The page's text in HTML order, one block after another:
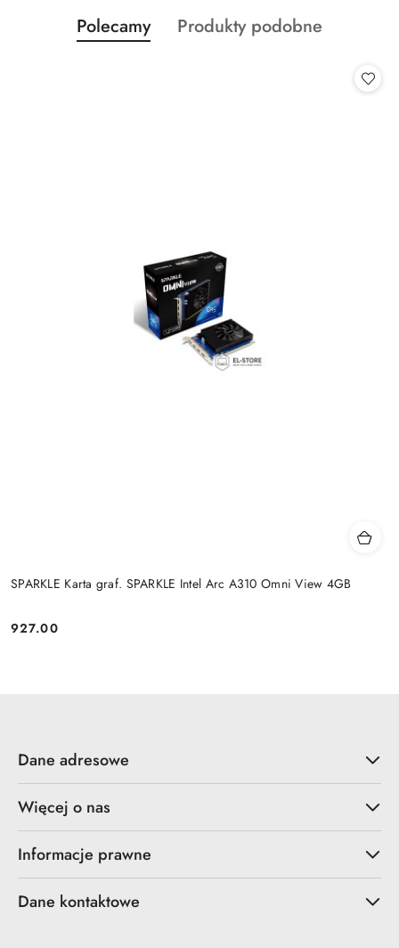
Pomiń karuzelę produktów
Produkty
o
Polecamy
Produkty
Produkty podobne
SPARKLE Karta graf. SPARKLE Intel Arc A310 Omni View 4GB
Cena:
927.00
Dane adresowe
Więcej o nas
Informacje prawne
Dane kontaktowe